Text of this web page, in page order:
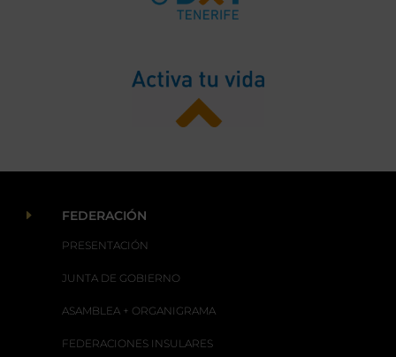
E FEDERACIÓN
PRESENTACIÓN
JUNTA DE GOBIERNO
ASAMBLEA + ORGANIGRAMA
FEDERACIONES INSULARES